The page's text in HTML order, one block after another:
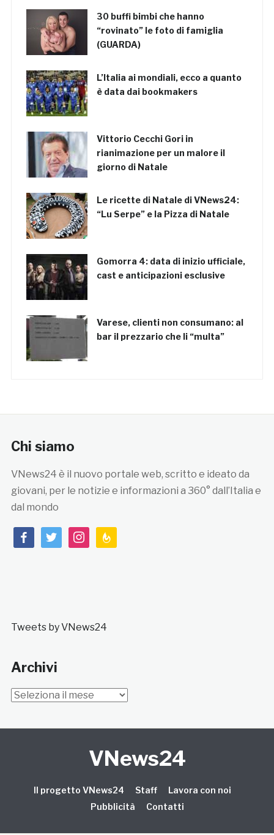
30 buffi bimbi che hanno
“rovinato” le foto di famiglia
(GUARDA)
L’Italia ai mondiali, ecco a quanto
è data dai bookmakers
Vittorio Cecchi Gori in
rianimazione per un malore il
giorno di Natale
Le ricette di Natale di VNews24:
“Lu Serpe” e la Pizza di Natale
Gomorra 4: data di inizio ufficiale,
cast e anticipazioni esclusive
Varese, clienti non consumano: al
bar il prezzario che li “multa”
Chi siamo
VNews24 è il nuovo portale web, scritto e ideato da
giovani, per le notizie e informazioni a 360° dall’Italia e
dal mondo
facebooktwitterinstagramfeedburner
Tweets by VNews24
Archivi
Archivi
VNews24
Il progetto VNews24 Staff
Lavora con noi
Pubblicità
Contatti